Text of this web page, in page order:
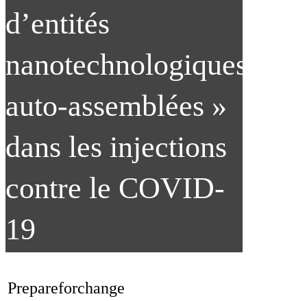
d’entités
nanotechnologiques
auto-assemblées »
dans les injections
contre le COVID-
19
Prepareforchange